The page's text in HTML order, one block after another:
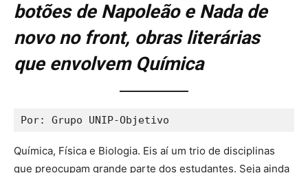
botões de Napoleão e Nada de
novo no front, obras literárias
que envolvem Química
Por: Grupo UNIP-Objetivo
Química, Física e Biologia. Eis aí um trio de disciplinas
que preocupam grande parte dos estudantes. Seja ainda